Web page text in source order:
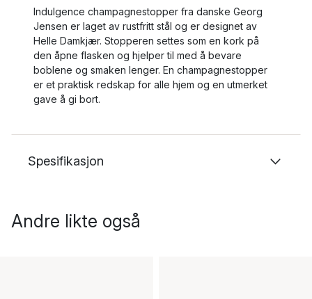
Indulgence champagnestopper fra danske Georg
Jensen er laget av rustfritt stål og er designet av
Helle Damkjær. Stopperen settes som en kork på
den åpne flasken og hjelper til med å bevare
boblene og smaken lenger. En champagnestopper
er et praktisk redskap for alle hjem og en utmerket
gave å gi bort.
Spesifikasjon
Andre likte også